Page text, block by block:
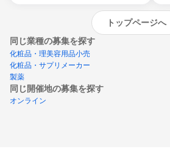
トップページへ
同じ業種の募集を探す
化粧品・理美容用品小売
化粧品・サプリメーカー
製薬
同じ開催地の募集を探す
オンライン